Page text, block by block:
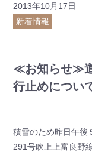
2013年10月17日
新着情報
≪お知らせ≫
行止めについ
積雪のため昨日午後
291号吹上上富良野線